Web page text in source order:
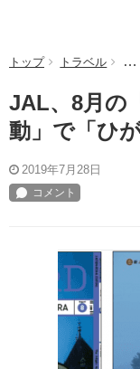
トップ トラベル
JAL、8月の
動」で「ひ
2019年7月28日